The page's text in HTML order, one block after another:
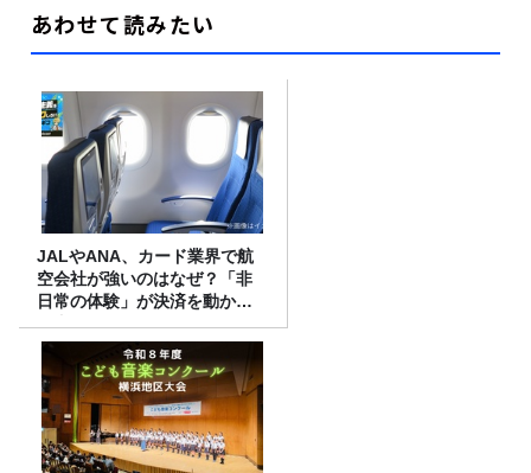
あわせて読みたい
JALやANA、カード業界で航
空会社が強いのはなぜ？「非
日常の体験」が決済を動かす
理由